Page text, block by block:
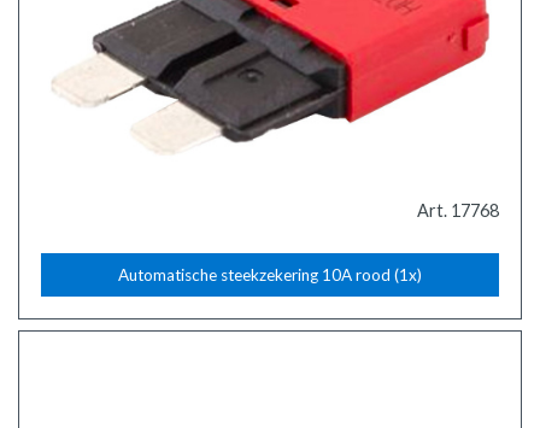
Art. 17768
Automatische steekzekering 10A rood (1x)